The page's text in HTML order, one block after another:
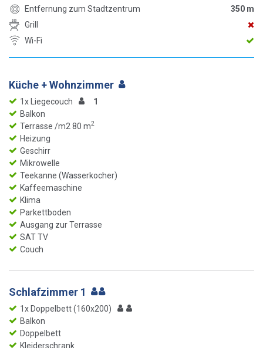
Entfernung zum Stadtzentrum
350 m
Grill
Wi-Fi
Küche + Wohnzimmer
1x Liegecouch
1
Balkon
Terrasse /m2 80 m2
Heizung
Geschirr
Mikrowelle
Teekanne (Wasserkocher)
Kaffeemaschine
Klima
Parkettboden
Ausgang zur Terrasse
SAT TV
Couch
Schlafzimmer 1
1x Doppelbett (160x200)
Balkon
Doppelbett
Kleiderschrank